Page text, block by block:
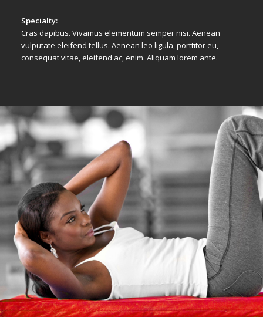
Specialty:
Cras dapibus. Vivamus elementum semper nisi. Aenean
vulputate eleifend tellus. Aenean leo ligula, porttitor eu,
consequat vitae, eleifend ac, enim. Aliquam lorem ante.